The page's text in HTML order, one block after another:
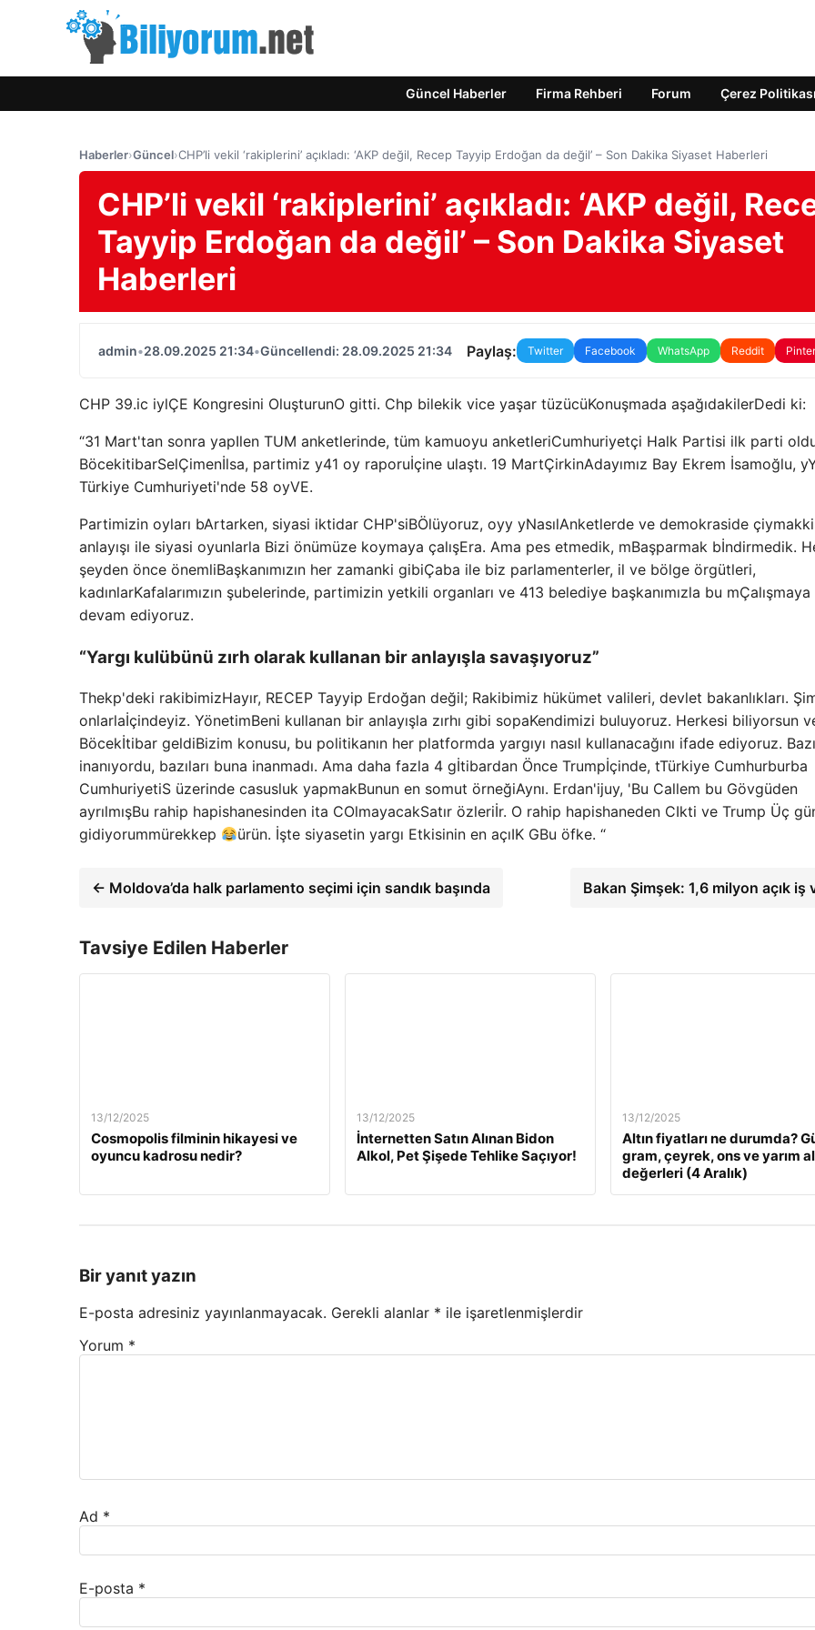
Güncel Haberler Firma Rehberi Forum Çerez Politikası
Haberler›Güncel›CHP’li vekil ‘rakiplerini’ açıkladı: ‘AKP değil, Recep Tayyip Erdoğan da değil’ – Son Dakika Siyaset Haberleri
CHP’li vekil ‘rakiplerini’ açıkladı: ‘AKP değil,
Tayyip Erdoğan da değil’ – Son Dakika Siyaset
Haberleri
admin•28.09.2025 21:34•Güncellendi: 28.09.2025 21:34 Paylaş: Twitter Facebook WhatsApp Reddit
CHP 39.ic iylÇE Kongresini OluşturunO gitti. Chp bilekik vice yaşar tüzücüKonuşmada aşağıdakilerDedi ki:
“31 Mart'tan sonra yapIlen TUM anketlerinde, tüm kamuoyu anketleriCumhuriyetçi Halk Partisi ilk parti
BöcekitibarSelÇimenİlsa, partimiz y41 oy raporuİçine ulaştı. 19 MartÇirkinAdayımız Bay Ekrem İsamoğlu, y
Türkiye Cumhuriyeti'nde 58 oyVE.
Partimizin oyları bArtarken, siyasi iktidar CHP'siBÖlüyoruz, oyy yNasılAnketlerde ve demokraside
anlayışı ile siyasi oyunlarla Bizi önümüze koymaya çalışEra. Ama pes etmedik, mBaşparmak bİndirmedik.
şeyden önce önemliBaşkanımızın her zamanki gibiÇaba ile biz parlamenterler, il ve bölge örgütleri,
kadınlarKafalarımızın şubelerinde, partimizin yetkili organları ve 413 belediye başkanımızla bu mÇalışmaya
devam ediyoruz.
“Yargı kulübünü zırh olarak kullanan bir anlayışla savaşıyoruz”
Thekp'deki rakibimizHayır, RECEP Tayyip Erdoğan değil; Rakibimiz hükümet valileri, devlet bakanlıkları.
onlarlaİçindeyiz. YönetimBeni kullanan bir anlayışla zırhı gibi sopaKendimizi buluyoruz. Herkesi biliyorsun
Böcekİtibar geldiBizim konusu, bu politikanın her platformda yargıyı nasıl kullanacağını ifade ediyoruz.
inanıyordu, bazıları buna inanmadı. Ama daha fazla 4 gİtibardan Önce Trumpİçinde, tTürkiye Cumhurburba
CumhuriyetiS üzerinde casusluk yapmakBunun en somut örneğiAynı. Erdan'ijuy, 'Bu Callem bu Gövgüden
ayrılmışBu rahip hapishanesinden ita COlmayacakSatır özleriİr. O rahip hapishaneden CIkti ve Trump Üç
gidiyorummürekkep ürün. İşte siyasetin yargı Etkisinin en açıIK GBu öfke. “
← Moldova’da halk parlamento seçimi için sandık başında Bakan Şimşek: 1,6 milyon açık iş
Tavsiye Edilen Haberler
13/12/2025
Cosmopolis filminin hikayesi ve
oyuncu kadrosu nedir?
13/12/2025
İnternetten Satın Alınan Bidon
Alkol, Pet Şişede Tehlike Saçıyor!
13/12/2025
Altın fiyatları ne durumda?
gram, çeyrek, ons ve yarım
değerleri (4 Aralık)
Bir yanıt yazın
E-posta adresiniz yayınlanmayacak. Gerekli alanlar * ile işaretlenmişlerdir
Yorum *
Ad *
E-posta *